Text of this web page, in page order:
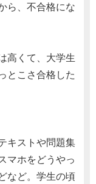
ら、不合格にな
高くて、大学生
とこさ合格した
キストや問題集
マホをどうやっ
など。学生の頃